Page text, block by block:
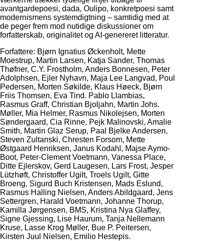
avantgardepoesi, dada, Oulipo, konkretpoesi samt
modernismens systemdigtning – samtidig med at
de peger frem mod nutidige diskussioner om
forfatterskab, originalitet og AI-genereret litteratur.
Forfattere: Bjørn Ignatius Øckenholt, Mette
Moestrup, Martin Larsen, Katja Sander, Thomas
Thøfner, C.Y. Frostholm, Anders Bonnesen, Peter
Adolphsen, Ejler Nyhavn, Maja Lee Langvad, Poul
Pedersen, Morten Søkilde, Klaus Høeck, Bjørn
Friis Thomsen, Eva Tind. Pablo Llambias,
Rasmus Graff, Christian Bjoljahn, Martin Johs.
Møller, Mia Helmer, Rasmus Nikolejsen, Morten
Søndergaard, Cia Rinne, Pejk Malinovski, Amalie
Smith, Martin Glaz Serup, Paal Bjelke Andersen,
Steven Zultanski, Chresten Forsom, Mette
Østgaard Henriksen, Janus Kodahl, Majse Aymo-
Boot, Peter-Clement Voetmann, Vanessa Place,
Ditte Ejlerskov, Gerd Laugesen, Lars Frost, Jesper
Lützhøft, Christoffer Ugilt, Troels Ugilt, Gitte
Broeng, Sigurd Buch Kristensen, Mads Eslund,
Rasmus Halling Nielsen, Anders Abildgaard, Jens
Settergren, Harald Voetmann, Johanne Thorup,
Kamilla Jørgensen, BMS, Kristina Nya Glaffey,
Signe Gjessing, Lise Haurum, Tanja Nellemann
Kruse, Lasse Krog Møller, Bue P. Peitersen,
Kirsten Juul Nielsen, Emilio Hestepis.